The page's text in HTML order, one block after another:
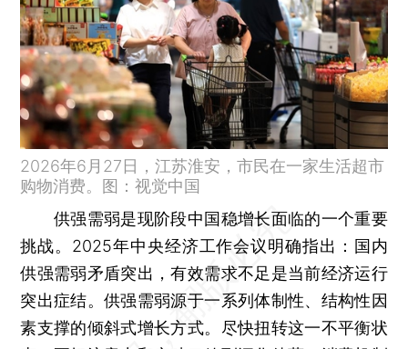
2026年6月27日，江苏淮安，市民在一家生活超市
购物消费。图：视觉中国
供强需弱是现阶段中国稳增长面临的一个重要
挑战。2025年中央经济工作会议明确指出：国内
供强需弱矛盾突出，有效需求不足是当前经济运行
突出症结。供强需弱源于一系列体制性、结构性因
素支撑的倾斜式增长方式。尽快扭转这一不平衡状